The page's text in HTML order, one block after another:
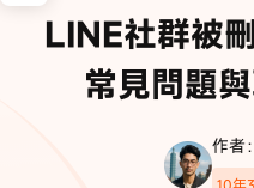
LINE社群被
常見問題
作者